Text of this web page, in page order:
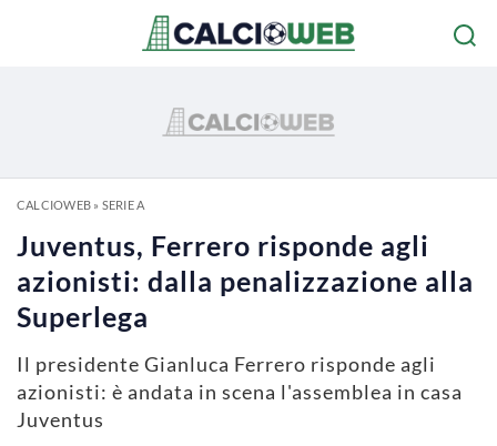
CALCIOWEB» SERIE A
Juventus, Ferrero risponde agli
azionisti: dalla penalizzazione alla
Superlega
Il presidente Gianluca Ferrero risponde agli
azionisti: è andata in scena l'assemblea in casa
Juventus